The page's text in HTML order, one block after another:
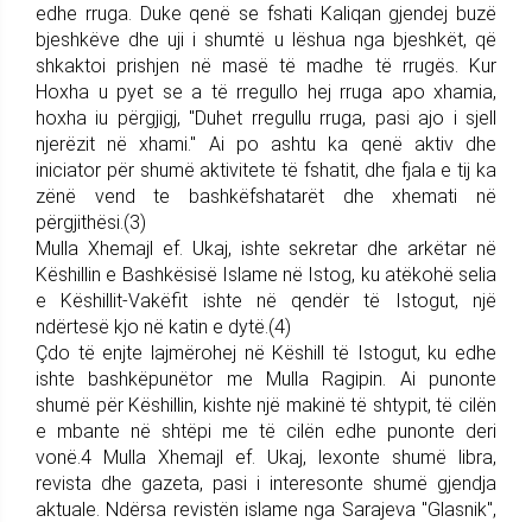
edhe rruga. Duke qenë se fshati Kaliqan gjendej buzë
bjeshkëve dhe uji i shumtë u lëshua nga bjeshkët, që
shkaktoi prishjen në masë të madhe të rrugës. Kur
Hoxha u pyet se a të rregullo hej rruga apo xhamia,
hoxha iu përgjigj, "Duhet rregullu rruga, pasi ajo i sjell
njerëzit në xhami." Ai po ashtu ka qenë aktiv dhe
iniciator për shumë aktivitete të fshatit, dhe fjala e tij ka
zënë vend te bashkëfshatarët dhe xhemati në
përgjithësi.(3)
Mulla Xhemajl ef. Ukaj, ishte sekretar dhe arkëtar në
Këshillin e Bashkësisë Islame në Istog, ku atëkohë selia
e Këshillit-Vakëfit ishte në qendër të Istogut, një
ndërtesë kjo në katin e dytë.(4)
Çdo të enjte lajmërohej në Këshill të Istogut, ku edhe
ishte bashkëpunëtor me Mulla Ragipin. Ai punonte
shumë për Këshillin, kishte një makinë të shtypit, të cilën
e mbante në shtëpi me të cilën edhe punonte deri
vonë.4 Mulla Xhemajl ef. Ukaj, lexonte shumë libra,
revista dhe gazeta, pasi i interesonte shumë gjendja
aktuale. Ndërsa revistën islame nga Sarajeva "Glasnik",